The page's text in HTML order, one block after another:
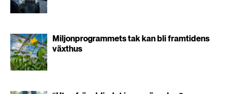
Miljonprogrammets tak kan bli framtidens
växthus